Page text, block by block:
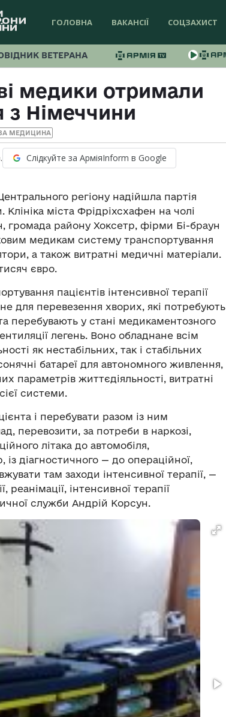
ГОЛОВНА ВАКАНСІЇ СОЦЗАХИСТ
ВЕТЕРАНА
медики отримали
з Німеччини
МЕДИЦИНА
Слідкуйте за АрміяInform в Google
регіону надійшла партія
Клініка міста Фрідріхсхафен на чолі
громада району Хоксетр, фірми Бі-браун
медикам систему транспортування
а також витратні медичні матеріали.
євро.
пацієнтів інтенсивної терапії
для перевезення хворих, які потребують
перебувають у стані медикаментозного
легень. Воно обладнане всім
як нестабільних, так і стабільних
батареї для автономного живлення,
параметрів життєдіяльності, витратні
системи.
і перебувати разом із ним
перевозити, за потреби в наркозі,
літака до автомобіля,
діагностичного — до операційної,
там заходи інтенсивної терапії, —
реанімації, інтенсивної терапії
служби Андрій Корсун.